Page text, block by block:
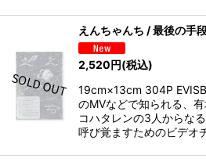
えんちゃんち / 最後の手
2,520円(税込)
19cm×13cm 304P
のMVなどで知られる、有
コハタレンの3人からな
呼び覚ますためのビデオ